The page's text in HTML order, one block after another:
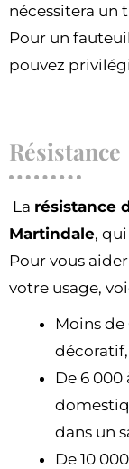
nécessitera un
Pour un
pouvez
Résistance
La résistance
Martindale,
Pour vous
votre usage,
Moins
De 6 000
dans un
De 10